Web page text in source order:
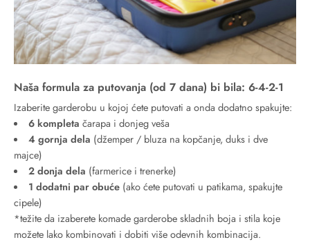
Naša formula za putovanja (od 7 dana) bi bila: 6-4-2-1
Izaberite garderobu u kojoj ćete putovati a onda dodatno spakujte:
6 kompleta čarapa i donjeg veša
4 gornja dela (džemper / bluza na kopčanje, duks i dve
majce)
2 donja dela (farmerice i trenerke)
1 dodatni par obuće(ako ćete putovati u patikama, spakujte
cipele)
*težite da izaberete komade garderobe skladnih boja i stila koje
možete lako kombinovati i dobiti više odevnih kombinacija.